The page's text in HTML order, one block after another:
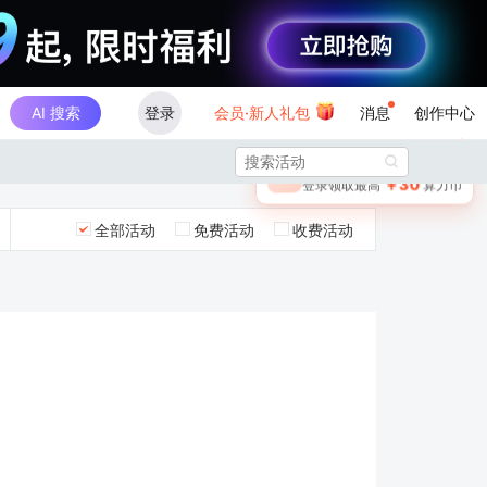
AI 搜索 登录 会员·新人礼包 消息 创作中心
🎁 未登录
登录领取最高￥30算力币

全部活动 免费活动 收费活动